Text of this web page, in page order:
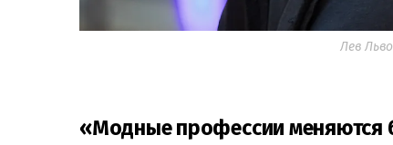
Лев
«Модные профессии меняются